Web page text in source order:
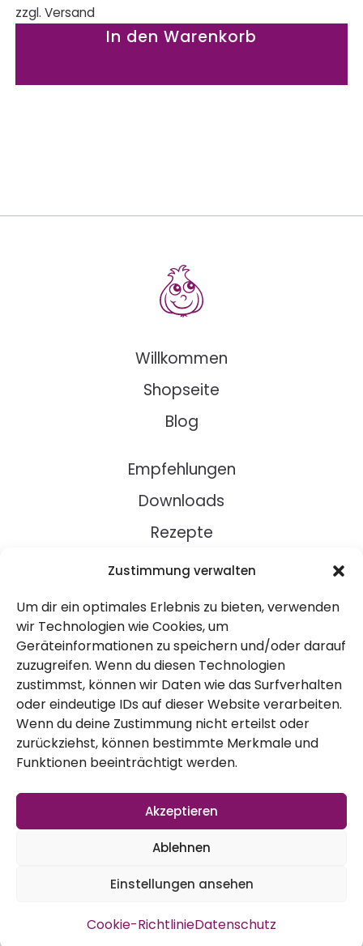
Zustimmung verwalten
Um dir ein optimales Erlebnis zu bieten, verwenden
wir Technologien wie Cookies, um
Geräteinformationen zu speichern und/oder darauf
zuzugreifen. Wenn du diesen Technologien
zustimmst, können wir Daten wie das Surfverhalten
oder eindeutige IDs auf dieser Website verarbeiten.
Wenn du deine Zustimmung nicht erteilst oder
zurückziehst, können bestimmte Merkmale und
Funktionen beeinträchtigt werden.
Akzeptieren
Ablehnen
Einstellungen ansehen
Cookie-RichtlinieDatenschutz
zzgl. Versand
In den Warenkorb
Willkommen
Shopseite
Blog
Empfehlungen
Downloads
Rezepte
Über Uns
Kontakt
Impressum
Datenschutz
AGB
Widerruf